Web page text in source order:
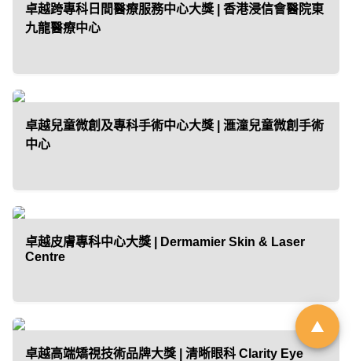
獎 2026」｜品牌招募
由於市場上針對幼兒階段的產品與
大獎」，旨在發掘並表彰於創新、
卓越跨專科日間醫療服務中心大獎 | 香港浸信會醫院東
九龍醫療中心
卓越兒童微創及專科手術中心大獎 | 滙潼兒童微創手術
中心
卓越皮膚專科中心大獎 | Dermamier Skin & Laser
Centre
卓越高端矯視技術品牌大獎 | 清晰眼科 Clarity Eye